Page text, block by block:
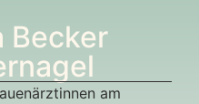
Becker
am